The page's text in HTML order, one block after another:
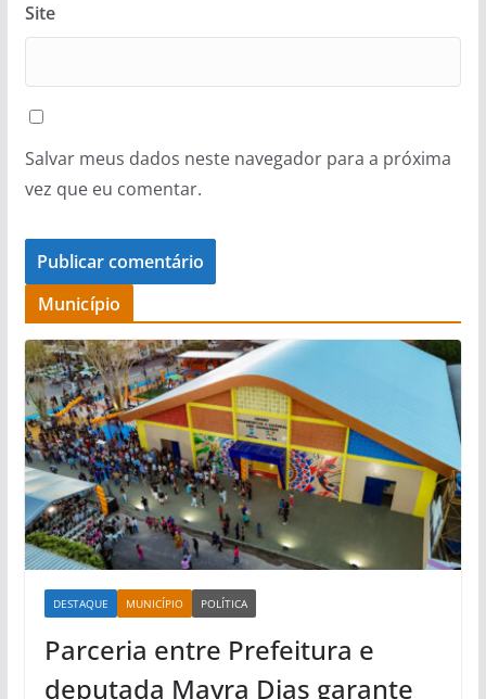
Site
Salvar meus dados neste navegador para a próxima
vez que eu comentar.
Município
DESTAQUE MUNICÍPIO POLÍTICA
Parceria entre Prefeitura e
deputada Mayra Dias garante